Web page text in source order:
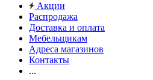
Акции
Распродажа
Доставка и оплата
Мебельщикам
Адреса магазинов
Контакты
...